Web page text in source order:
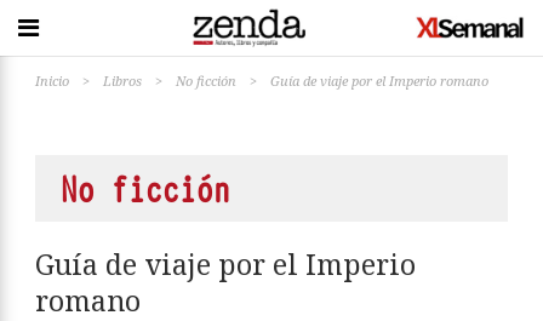
Inicio > Libros > No ficción > Guía de viaje por el Imperio romano
No ficción
Guía de viaje por el Imperio
romano